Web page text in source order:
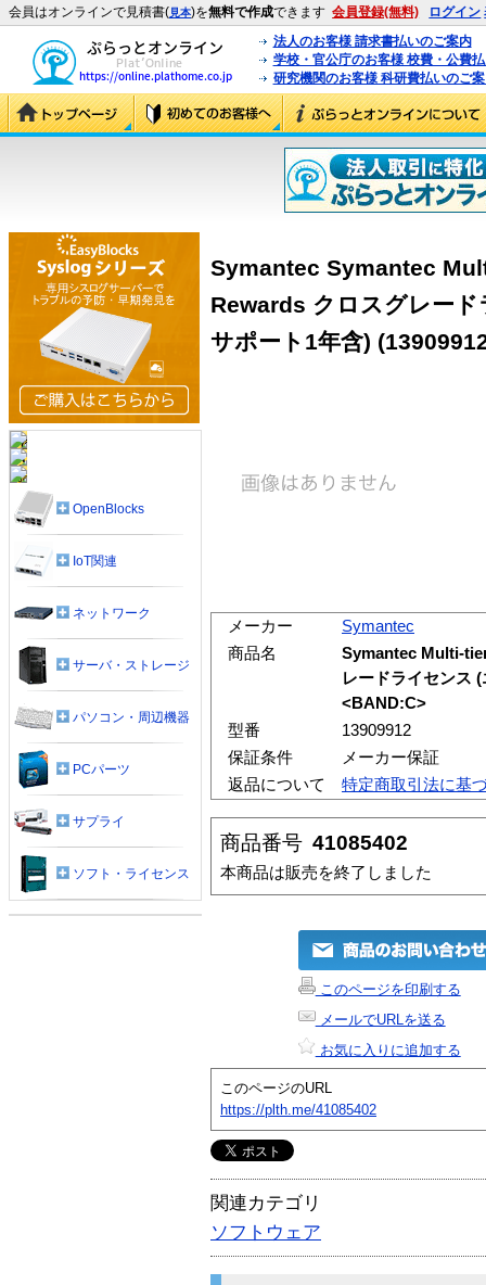
会員はオンラインで見積書(見本)を無料で作成できます 会員登録(無料) ログイン
法人のお客様 請求書払いのご案内
学校・官公庁のお客様 校費・公費
研究機関のお客様 科研費払いのご
Symantec Symantec
Rewards クロスグレー
サポート1年含)
メーカー
Symantec
商品名
Symantec Multi-
レードライセンス
<BAND:C>
型番
13909912
保証条件
メーカー保証
返品について
特定商取引法に基
商品番号 41085402
本商品は販売を終了しました
このページを印刷する
メールでURLを送る
お気に入りに追加する
このページのURL
https://plth.me/41085402
関連カテゴリ
ソフトウェア
OpenBlocks
IoT関連
ネットワーク
サーバ・ストレージ
パソコン・周辺機器
PCパーツ
サプライ
ソフト・ライセンス